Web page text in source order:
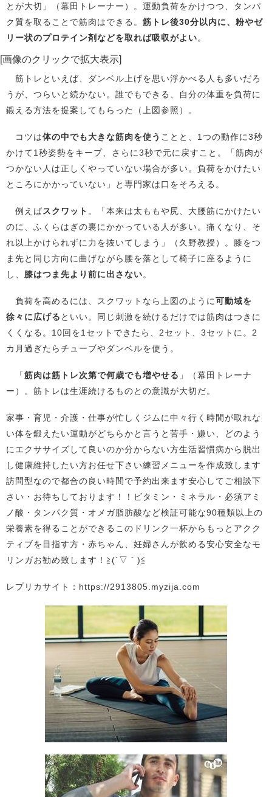
とが大切」（幕田トレーナー）。運動負荷をかけつつ、タンパ
ク質を取ることで筋肉はできる。 筋トレ後30分以内に、粉やゼ
リー状のプロテイン剤などを取れば吸収がよい。
[画像のクリックで拡大表示]
筋トレといえば、ダンベル上げを思い浮かべる人も多いだろ
うが、つらいと続かない。誰でもできる、自分の体重を負荷に
鍛える方法を提案してもらった（上図参照）。
コツは体の中でも大きな筋肉を使う ことと、1つの動作に3秒
かけて1秒姿勢をキープ、さらに3秒で元に戻すこと。「筋肉が
つかない人は正しくやっていない場合が多い。負荷をかけたい
ところにかかっていない」と専門家は口をそろえる。
例えばスクワット 。「本来は太ももや尻、大腰筋にかけたい
のに、ふくらはぎの裏にかかっている人が多い。痛くなり、そ
れ以上かけられずに力を抜いてしまう」（久野教授）。膝をつ
ま先と同じ方向に曲げながら腰を落として椅子に座るように
し、 膝はつま先より前に出さない。
負荷を高めるには、スクワットなら上図のように可動域を
徐々に広げる といい。同じ刺激を続けるだけでは筋肉はつきに
くくなる。10回を1セットできたら、2セット、3セットに。2
カ月過ぎたらチューブやダンベルを使う。
「筋肉は筋トレ次第で何歳でも増やせる 」（幕田トレーナ
ー）。筋トレは生涯続けるものとの意識が大切だ。
家事・育児・介護・仕事が忙しくジムに中々行く時間が取れな
い体を鍛えたい運動がどちらかと言うと苦手・嫌い、どのよう
にエクササイズして良いのか分からない方生活習慣病から脱出
し健康維持したい方お任せ下さい練習メニューを作成致します
訪問型なので都合の良い時間で予約出来ます安心してご相談下
さい・お待ちしております！！ビタミン・ミネラル・必須アミ
ノ酸・タンパク質・オメガ脂肪酸など検証可能な90種類以上の
栄養素を得ることができるこのドリンク一杯からもっとアクク
ティブを目指す方・赤ちゃん、妊婦さんが飲める安心安全なモ
リンガお勧め致します！≧(´▽｀)≦
レプリカサイト：https://2913805.myzija.com